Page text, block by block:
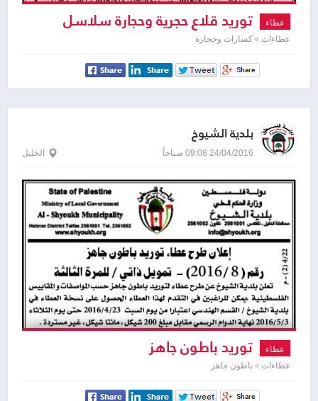
عطاء توريد قلاع حجرية وحجارة سلاسل
ونقل طمم
عطاءات » كسارات وحجارة
بلدية الشيوخ
24/04/2016 09:08 صباحاً الخليل
عطاء توريد باطون جاهز
عطاءات » باطون جاهز